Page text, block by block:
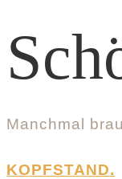
Manchmal
KOPFSTAND.